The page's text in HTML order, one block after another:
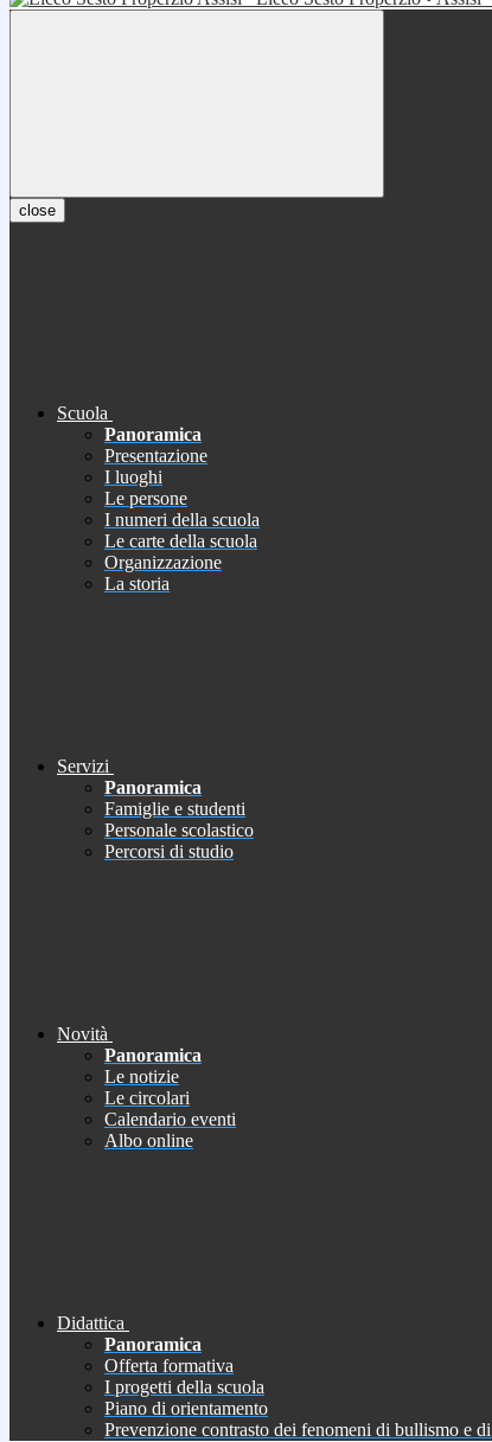
close
Scuola
Panoramica
Presentazione
I luoghi
Le persone
I numeri della scuola
Le carte della scuola
Organizzazione
La storia
Servizi
Panoramica
Famiglie e studenti
Personale scolastico
Percorsi di studio
Novità
Panoramica
Le notizie
Le circolari
Calendario eventi
Albo online
Didattica
Panoramica
Offerta formativa
I progetti della scuola
Piano di orientamento
Prevenzione contrasto dei fenomeni di bullismo e